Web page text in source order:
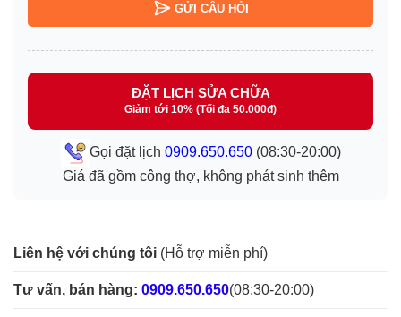
GỬI CÂU HỎI
ĐẶT LỊCH SỬA CHỮA
Giảm tới 10% (Tối đa 50.000đ)
Gọi đặt lịch 0909.650.650(08:30-20:00)
Giá đã gồm công thợ, không phát sinh thêm
Liên hệ với chúng tôi (Hỗ trợ miễn phí)
Tư vấn, bán hàng: 0909.650.650(08:30-20:00)